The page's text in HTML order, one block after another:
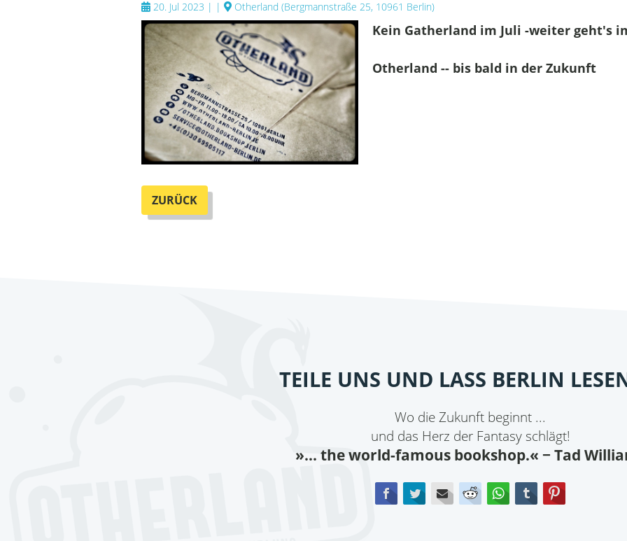
20. Jul 2023 | | Otherland (Bergmannstraße 25, 10961 Berlin)
Kein Gatherland im Juli -weiter geht's
Otherland -- bis bald in der Zukunft
ZURÜCK
TEILE UNS UND LASS BERLIN
Wo die Zukunft beginnt ...
und das Herz der Fantasy schlägt!
»... the world-famous bookshop.« − Tad
FacebookTwitterE-mail Reddit WhatsApp
tumblr